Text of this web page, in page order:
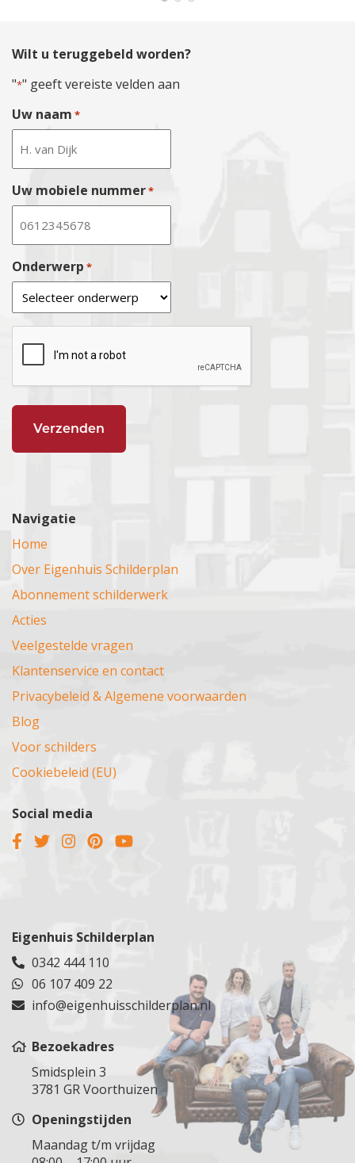
Wilt u teruggebeld worden?
"*" geeft vereiste velden aan
Uw naam *
Uw mobiele nummer*
Onderwerp *
Navigatie
Home
Over Eigenhuis Schilderplan
Abonnement schilderwerk
Acties
Veelgestelde vragen
Klantenservice en contact
Privacybeleid & Algemene voorwaarden
Blog
Voor schilders
Cookiebeleid (EU)
Social media
Eigenhuis Schilderplan
0342 444 110
06 107 409 22
info@eigenhuisschilderplan.nl
Bezoekadres
Smidsplein 3
3781 GR Voorthuizen
Openingstijden
Maandag t/m vrijdag